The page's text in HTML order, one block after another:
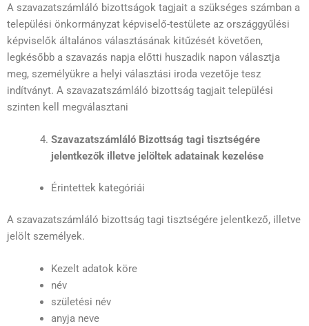
A szavazatszámláló bizottságok tagjait a szükséges számban a
települési önkormányzat képviselő-testülete az országgyűlési
képviselők általános választásának kitűzését követően,
legkésőbb a szavazás napja előtti huszadik napon választja
meg, személyükre a helyi választási iroda vezetője tesz
indítványt. A szavazatszámláló bizottság tagjait települési
szinten kell megválasztani
Szavazatszámláló Bizottság tagi tisztségére
jelentkezők illetve jelöltek adatainak kezelése
Érintettek kategóriái
A szavazatszámláló bizottság tagi tisztségére jelentkező, illetve
jelölt személyek.
Kezelt adatok köre
név
születési név
anyja neve